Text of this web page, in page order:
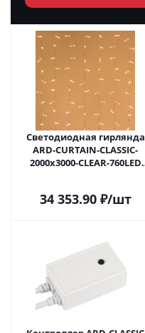
Светодиодная гирлянда
ARD-CURTAIN-CLASSIC-
2000x3000-CLEAR-760LED
34 353.90₽/шт